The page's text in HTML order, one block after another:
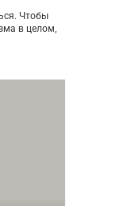
Чтобы
в целом,